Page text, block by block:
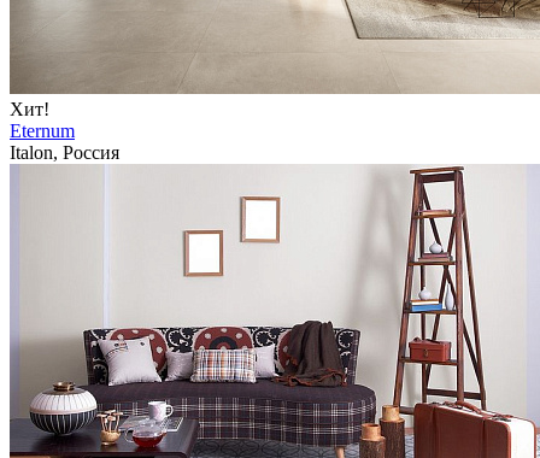
Хит!
Eternum
Italon, Россия